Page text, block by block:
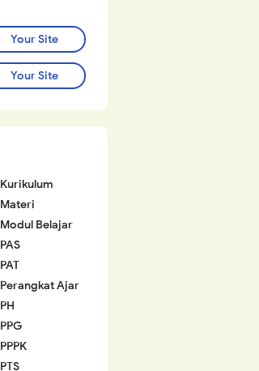
Your Site
Your Site
Kurikulum
Materi
Modul Belajar
PAS
PAT
Perangkat Ajar
PH
PPG
PPPK
PTS